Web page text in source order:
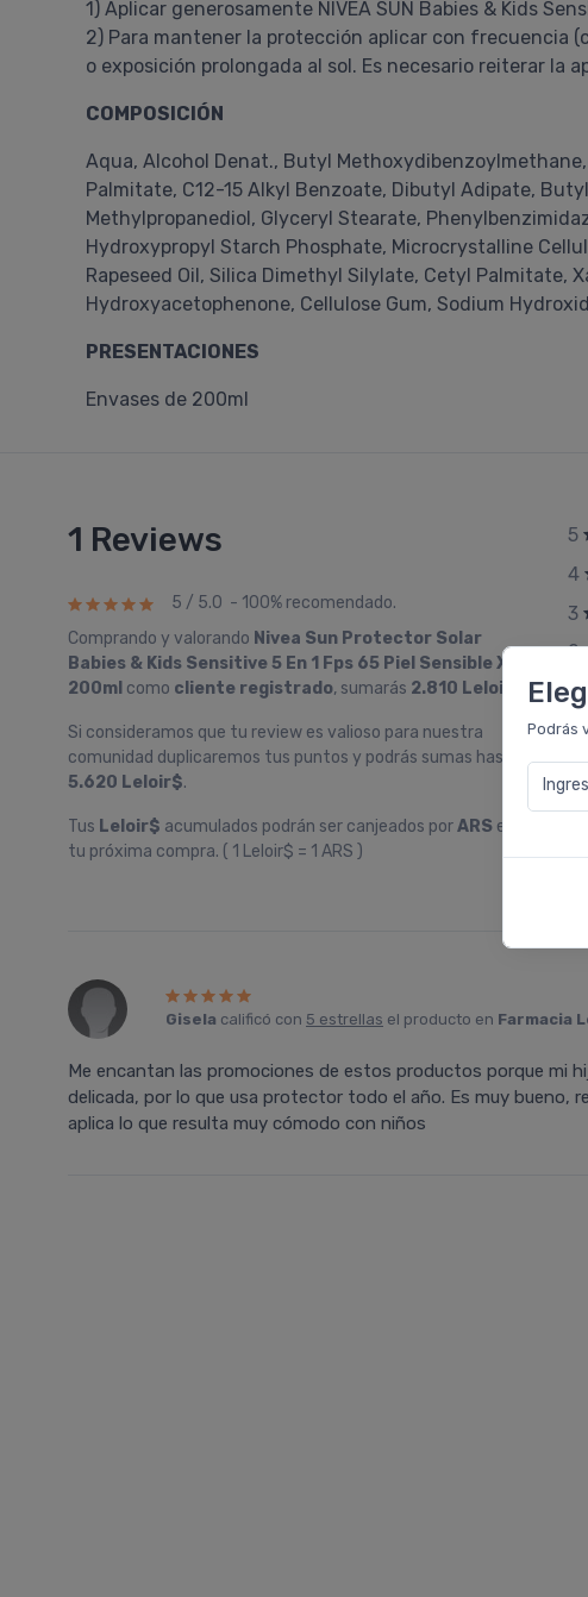
Podrás
1) Aplicar generosamente NIVEA SUN Babies & Kids
2) Para mantener la protección aplicar con frecuencia
o exposición prolongada al sol. Es necesario reiterar
COMPOSICIÓN
Aqua, Alcohol Denat., Butyl
Palmitate, C12-15 Alkyl Benzoate, Dibutyl Adipate,
Methylpropanediol, Glyceryl Stearate,
Hydroxypropyl Starch Phosphate, Microcrystalline
Rapeseed Oil, Silica Dimethyl Silylate, Cetyl Palmitate,
Hydroxyacetophenone, Cellulose Gum, Sodium
PRESENTACIONES
Envases de 200ml
1 Reviews
5 / 5.0 - 100% recomendado.
Comprando y valorando Nivea Sun Protector Solar
Babies & Kids Sensitive 5 En 1 Fps 65 Piel Sensible X
200ml como cliente registrado, sumarás 2.810 Leloir$
Si consideramos que tu review es valioso para nuestra
comunidad duplicaremos tus puntos y podrás sumas hasta
5.620 Leloir$.
Tus Leloir$ acumulados podrán ser canjeados porARS en
tu próxima compra. ( 1 Leloir$ = 1 ARS )
5
4
3
2
1
Gisela calificó con 5 estrellas el producto en Farmacia
Me encantan las promociones de estos productos porque mi
delicada, por lo que usa protector todo el año. Es muy bueno,
aplica lo que resulta muy cómodo con niños